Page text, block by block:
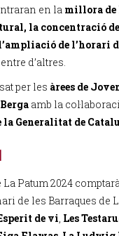
en la millora de
la concentració
de l’horari
entre d’altres.
per les àrees de
amb la
la Generalitat de
Patum 2024
de les Barraques de
de vi, Les